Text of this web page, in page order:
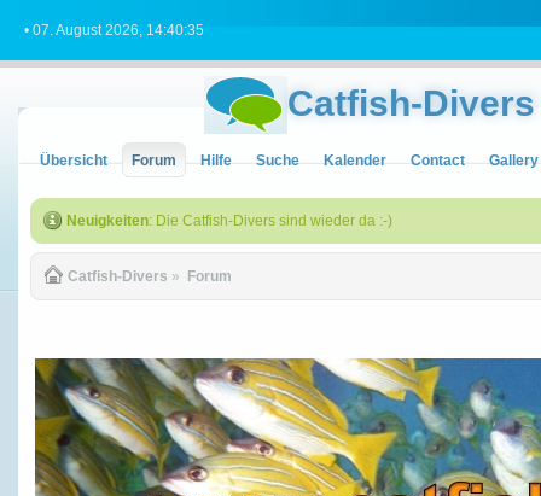
• 07. August 2026, 14:40:35
Catfish-Divers
Übersicht Forum Hilfe Suche Kalender Contact Gallery
Neuigkeiten: Die Catfish-Divers sind wieder da :-)
Catfish-Divers » Forum